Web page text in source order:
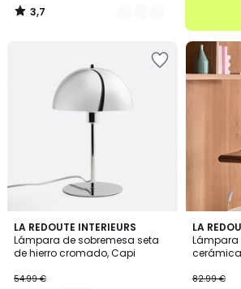
3,7
/
LA REDOUTE INTERIEURS
Lámpara de sobremesa seta
de hierro cromado, Capi
54.99 €
4,9
/ 5
LA
Lámpara
cerámica
82.99 €
5
/
5